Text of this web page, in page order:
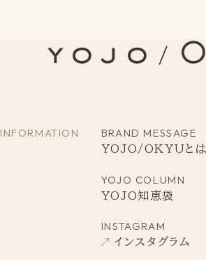
INFORMATION BRAND MESSAGE
YOJO/OKYUとは
YOJO COLUMN
YOJO知恵袋
INSTAGRAM
インスタグラム